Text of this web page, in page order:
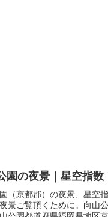
園の夜景｜星空指
（京都郡）の夜景、星空
景ご覧頂くために。向山